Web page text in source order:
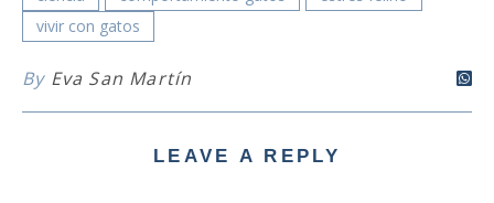
vivir con gatos
By Eva San Martín
LEAVE A REPLY